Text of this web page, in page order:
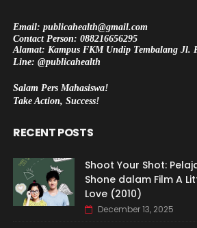
Email: publicahealth@gmail.com
Contact Person: 088216656295
Alamat: Kampus FKM Undip Tembalang Jl.
Line: @publicahealth
Salam Pers Mahasiswa!
Take Action, Success!
RECENT POSTS
Shoot Your Shot:
Shone dalam Film A
Love (2010)
December 13, 2025